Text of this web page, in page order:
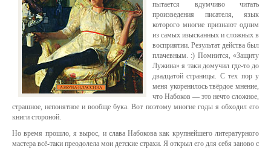
пытается вдумчиво читать
произведения писателя, язык
которого многие признают одним
из самых изысканных и сложных в
восприятии. Результат действа был
плачевным. :) Помнится, «Защиту
Лужина» я таки домучил где-то до
двадцатой страницы. С тех пор у
меня укоренилось твёрдое мнение,
что Набоков — это нечто сложное,
страшное, непонятное и вообще бука. Вот поэтому многие годы я обходил его
книги стороной.
Но время прошло, я вырос, и слава Набокова как крупнейшего литературного
мастера всё-таки преодолела мои детские страхи. Я открыл его для себя заново с